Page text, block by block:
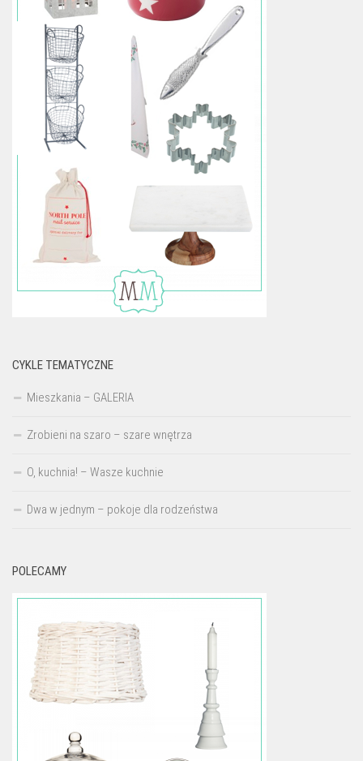
CYKLE TEMATYCZNE
Mieszkania – GALERIA
Zrobieni na szaro – szare wnętrza
O, kuchnia! – Wasze kuchnie
Dwa w jednym – pokoje dla rodzeństwa
POLECAMY